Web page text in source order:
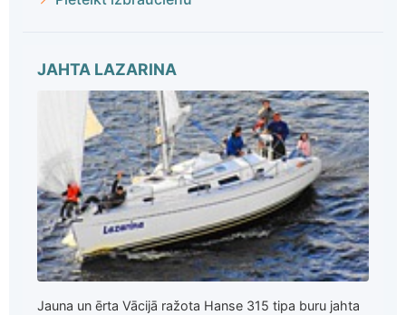
JAHTA LAZARINA
Jauna un ērta Vācijā ražota Hanse 315 tipa buru jahta